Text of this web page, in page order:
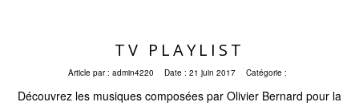
TV PLAYLIST
Article par : admin4220 Date : 21 juin 2017 Catégorie :
Découvrez les musiques composées par Olivier Bernard pour la